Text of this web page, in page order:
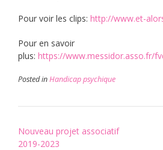
Pour voir les clips: http://www.et-
Pour en savoir
plus: https://www.messidor.asso.fr/
Posted inHandicap psychique
Post
navigation
Nouveau projet associatif
2019-2023